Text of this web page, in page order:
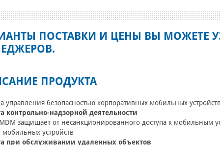
ПОСТАВКИ И ЦЕНЫ ВЫ МОЖЕТЕ
ПРОДУКТА
управления безопасностью корпоративных мобильных
контрольно-надзорной деятельности
защищает от несанкционированного доступа к мобильным
мобильных устройств
при обслуживании удаленных объектов